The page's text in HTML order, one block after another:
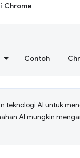
Chrome
Contoh
teknologi AI untuk
AI mungkin